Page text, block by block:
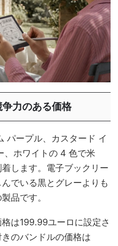
力のある価格
パープル、カスタード イ
、ホワイトの 4 色で米
します。電子ブックリー
でいる黒とグレーよりも
品です。
は199.99ユーロに設定さ
のバンドルの価格は